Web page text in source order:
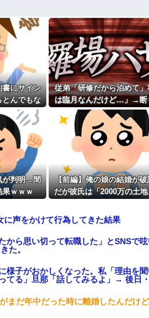
冷凍庫パンパン問題がずっと付き
れど入れる場所がない
お前ら『ペルチェ素子の首ネック
【衝撃】ジャンプストアで大量注
捕 238アカウント、総額43億円超
ウトがウワキしてる事が発覚し、
合いになり...
公園遊びの菓子交換が嫌だ。大人
身体にも歯にも良くないし最悪
見合い相手は、坊ちゃん大学医学
ば、次男。これはあかん！
【衝撃】帰宅すると嫁が赤ん坊産
った驚きの理由とはｗｗｗｗ
主な税金の成り立ちを調べてみたよ
書にサイン
とんでもな
車運ばれ胃
万超えて...
従弟「研修だから泊めて」
は臨月なんだけど…」→断
ず了承したら、さらに図々
求まで飛び出して…
が判明→間
果ｗｗｗ
【前編】俺の娘の結婚が破
だが彼氏は「2000万の土
羅場に
に声をかけて行為してきた結果
から思い切って転職した」とSNSで
た。
様子がおかしくなった。私「理由を
てる」旦那「話してみるよ」→ 後日・
まだ年中だった時に離婚したんだけ